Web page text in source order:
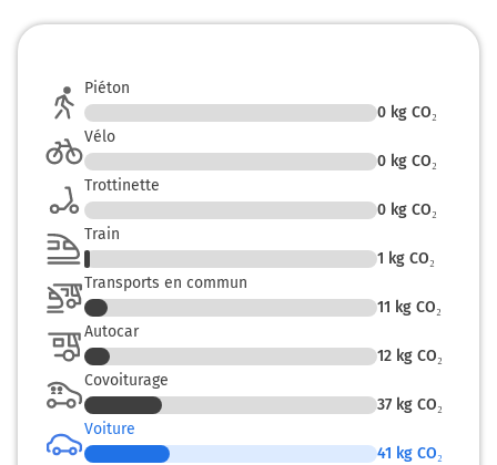
Mai 1945 et continuer sur 500 mètres
Continuer D4 D5 (Avenue de la Libération) sur 1,4
Continuer D4 D5 (Avenue de la Libération) sur 80 mètres
458 km
Tourner légèrement à droite sur Rue de la Tranchée et
458 km
Tourner légèrement à gauche sur Rue de la Tranchée et
continuer sur 650 mètres
458 km
459 km
Piéton
0 kg CO₂
Vélo
0 kg CO₂
Trottinette
0 kg CO₂
Train
1 kg CO₂
Transports en commun
11 kg CO₂
Autocar
12 kg CO₂
Covoiturage
37 kg CO₂
Voiture
41 kg CO₂